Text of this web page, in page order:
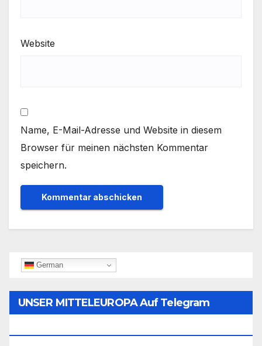
Website
Name, E-Mail-Adresse und Website in diesem
Browser für meinen nächsten Kommentar
speichern.
German
UNSER MITTELEUROPA Auf Telegram